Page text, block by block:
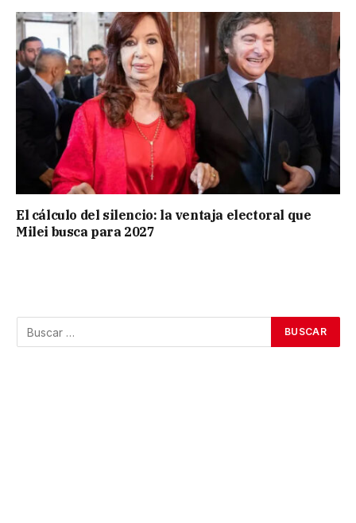
El cálculo del silencio: la ventaja electoral que
Milei busca para 2027